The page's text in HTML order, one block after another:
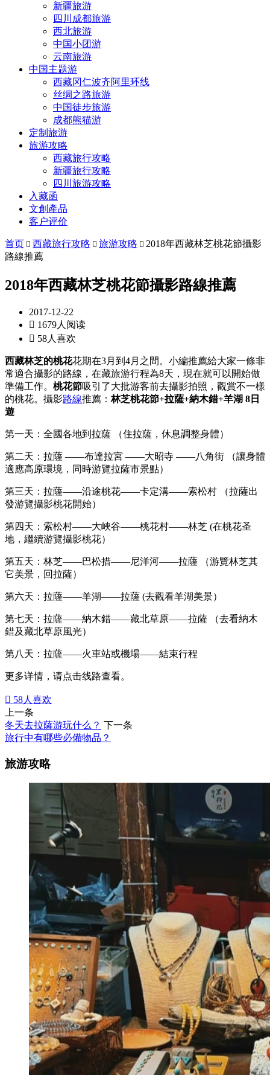
新疆旅游
四川成都旅游
西北旅游
中国小团游
云南旅游
中国主题游
西藏冈仁波齐阿里环线
丝绸之路旅游
中国徒步旅游
成都熊猫游
定制旅游
旅游攻略
西藏旅行攻略
新疆旅行攻略
四川旅游攻略
入藏函
文創產品
客户评价
首页  西藏旅行攻略  旅游攻略  2018年西藏林芝桃花節攝影
路線推薦
2018年西藏林芝桃花節攝影路線推薦
2017-12-22
 1679人阅读
 58人喜欢
西藏林芝的桃花花期在3月到4月之間。小編推薦給大家一條非
常適合攝影的路線，在藏旅游行程為8天，現在就可以開始做
準備工作。 桃花節吸引了大批游客前去攝影拍照，觀賞不一樣
的桃花。攝影路線推薦：林芝桃花節+拉薩+納木錯+羊湖 8日
遊
第一天：全國各地到拉薩 （住拉薩，休息調整身體）
第二天：拉薩 ——布達拉宮 ——大昭寺 ——八角街 （讓身體
適應高原環境，同時游覽拉薩市景點）
第三天：拉薩——沿途桃花——卡定溝——索松村 （拉薩出
發游覽攝影桃花開始）
第四天：索松村——大峽谷——桃花村——林芝 (在桃花圣
地，繼續游覽攝影桃花）
第五天：林芝——巴松措——尼洋河——拉薩 （游覽林芝其
它美景，回拉薩）
第六天：拉薩——羊湖——拉薩 (去觀看羊湖美景）
第七天：拉薩——納木錯——藏北草原——拉薩 （去看納木
錯及藏北草原風光）
第八天：拉薩——火車站或機場——結束行程
更多详情，请点击线路查看。
 58人喜欢
上一条
冬天去拉薩游玩什么？ 下一条
旅行中有哪些必備物品？
旅游攻略